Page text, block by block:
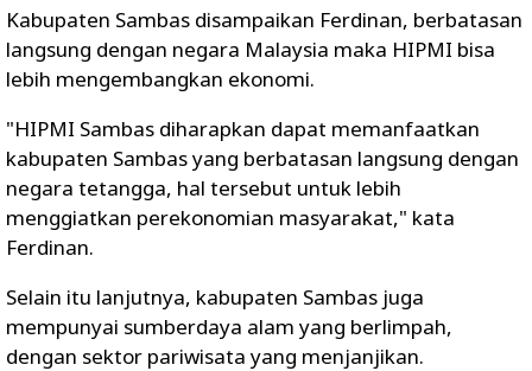
Kabupaten Sambas disampaikan Ferdinan, berbatasan
langsung dengan negara Malaysia maka HIPMI bisa
lebih mengembangkan ekonomi.
"HIPMI Sambas diharapkan dapat memanfaatkan
kabupaten Sambas yang berbatasan langsung dengan
negara tetangga, hal tersebut untuk lebih
menggiatkan perekonomian masyarakat," kata
Ferdinan.
Selain itu lanjutnya, kabupaten Sambas juga
mempunyai sumberdaya alam yang berlimpah,
dengan sektor pariwisata yang menjanjikan.